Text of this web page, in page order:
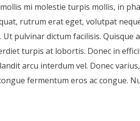
mi molestie turpis mollis, in
rutrum erat eget, volutpat
pulvinar dictum facilisis. Quisque
turpis at lobortis. Donec in
arcu interdum vel. Donec
fermentum eros ac congue.